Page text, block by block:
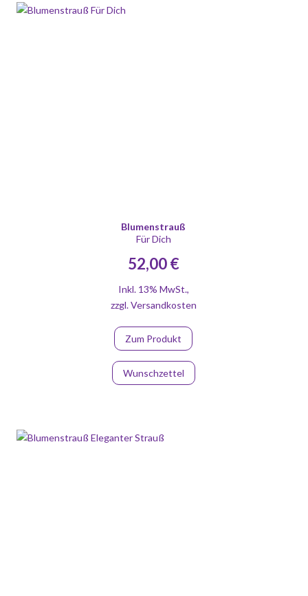
Blumenstrauß
Für Dich
52,00 €
Inkl. 13% MwSt.,
zzgl.Versandkosten
Zum Produkt
Wunschzettel